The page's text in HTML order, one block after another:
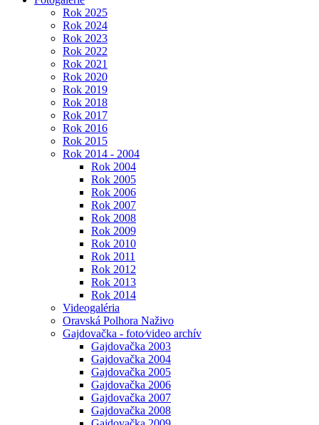
Rok 2025
Rok 2024
Rok 2023
Rok 2022
Rok 2021
Rok 2020
Rok 2019
Rok 2018
Rok 2017
Rok 2016
Rok 2015
Rok 2014 - 2004
Rok 2004
Rok 2005
Rok 2006
Rok 2007
Rok 2008
Rok 2009
Rok 2010
Rok 2011
Rok 2012
Rok 2013
Rok 2014
Videogaléria
Oravská Polhora Naživo
Gajdovačka - foto⁄video archív
Gajdovačka 2003
Gajdovačka 2004
Gajdovačka 2005
Gajdovačka 2006
Gajdovačka 2007
Gajdovačka 2008